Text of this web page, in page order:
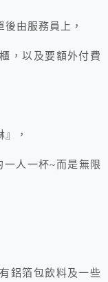
由服務員上，
，以及要額外付費
，
一人一杯~而是無限
鋁箔包飲料及一些